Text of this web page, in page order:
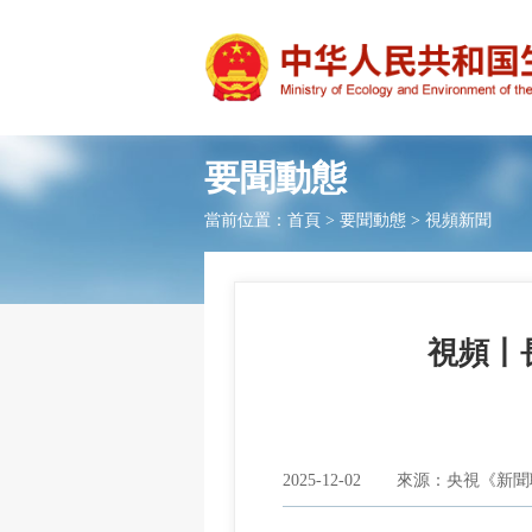
要聞動態
當前位置： 首頁 > 要聞動態 > 視頻新聞
視頻丨
2025-12-02 來源：央視《新